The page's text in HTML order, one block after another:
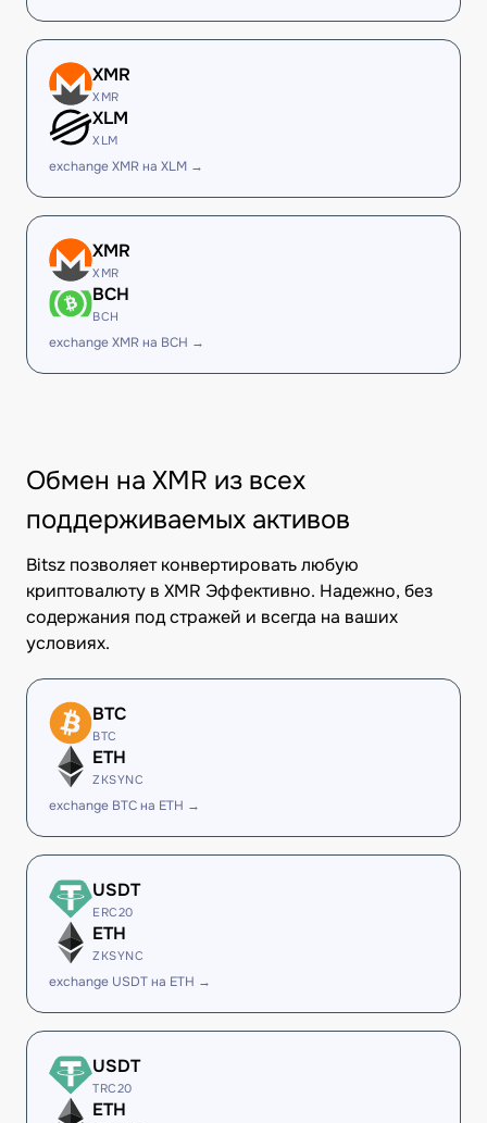
XMR
XMR
XLM
XLM
exchange XMR на XLM →
XMR
XMR
BCH
BCH
exchange XMR на BCH →
Обмен на XMR из всех
поддерживаемых активов
Bitsz позволяет конвертировать любую
криптовалюту в XMR Эффективно. Надежно, без
содержания под стражей и всегда на ваших
условиях.
BTC
BTC
ETH
ZKSYNC
exchange BTC на ETH →
USDT
ERC20
ETH
ZKSYNC
exchange USDT на ETH →
USDT
TRC20
ETH